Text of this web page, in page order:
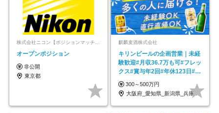
株式会社ニコン【ポジションマッチ登録】
オープンポジション
非公開
東京都
麒麟麦酒株式会社
キリンビールの企画営業｜未経
験歓迎#月収36.7万も可#フレッ
クス#賞与年2回#年休123日#完
全週休2日制
300～500万円
大阪府_愛知県_新潟県_兵庫県_福岡県